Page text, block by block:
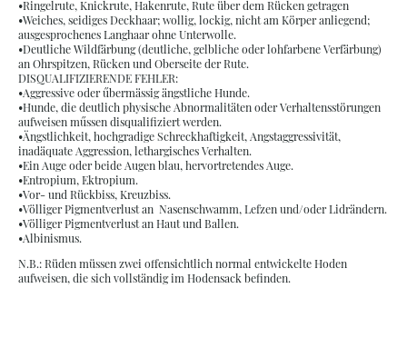
•Ringelrute, Knickrute, Hakenrute, Rute über dem Rücken getragen
•Weiches, seidiges Deckhaar; wollig, lockig, nicht am Körper anliegend;
ausgesprochenes Langhaar ohne Unterwolle.
•Deutliche Wildfärbung (deutliche, gelbliche oder lohfarbene Verfärbung)
an Ohrspitzen, Rücken und Oberseite der Rute.
DISQUALIFIZIERENDE FEHLER:
•Aggressive oder űbermässig ängstliche Hunde.
•Hunde, die deutlich physische Abnormalitäten oder Verhaltensstörungen
aufweisen műssen disqualifiziert werden.
•Ängstlichkeit, hochgradige Schreckhaftigkeit, Angstaggressivität,
inadäquate Aggression, lethargisches Verhalten.
•Ein Auge oder beide Augen blau, hervortretendes Auge.
•Entropium, Ektropium.
•Vor- und Rückbiss, Kreuzbiss.
•Völliger Pigmentverlust an Nasenschwamm, Lefzen und/oder Lidrändern.
•Völliger Pigmentverlust an Haut und Ballen.
•Albinismus.
N.B.: Rüden müssen zwei offensichtlich normal entwickelte Hoden
aufweisen, die sich vollständig im Hodensack befinden.